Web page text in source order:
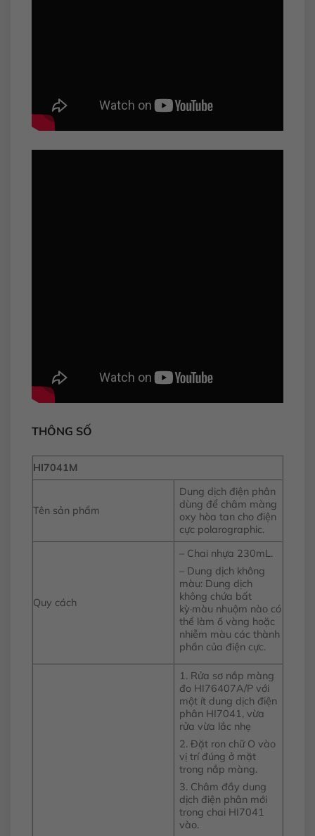
THÔNG SỐ
HI7041M
Tên sản phẩm
Dung dịch điện phân
dùng để châm màng
oxy hòa tan cho điện
cực polarographic.
Quy cách
– Chai nhựa 230mL.
– Dung dịch không
màu: Dung dịch
không chứa bất
kỳ·màu nhuộm nào có
thể làm ố vàng hoặc
nhiễm màu các thành
phần của điện cực.
1. Rửa sơ nắp màng
đo HI76407A/P với
một ít dung dịch điện
phân HI7041, vừa
rửa vừa lắc nhẹ
2. Đặt ron chữ O vào
vị trí đúng ở mặt
trong nắp màng.
3. Châm đầy dung
dịch điện phân mới
trong chai HI7041
vào.